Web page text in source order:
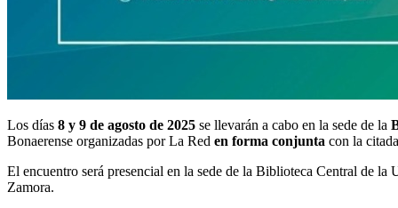
Los días 8 y 9 de agosto de 2025 se llevarán a cabo en la sede de la
Bonaerense organizadas por La Red en forma conjunta con la
El encuentro será presencial en la sede de la Biblioteca Central de
Zamora.